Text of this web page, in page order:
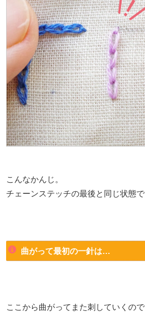
こんなかんじ。
チェーンステッチの最後と同じ状態で
曲がって最初の一針は…
ここから曲がってまた刺していくので